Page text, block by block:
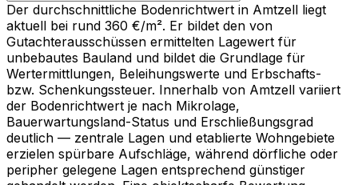
Der durchschnittliche Bodenrichtwert in Amtzell liegt
aktuell bei rund 360 €/m². Er bildet den von
Gutachterausschüssen ermittelten Lagewert für
unbebautes Bauland und bildet die Grundlage für
Wertermittlungen, Beleihungswerte und Erbschafts-
bzw. Schenkungssteuer. Innerhalb von Amtzell variiert
der Bodenrichtwert je nach Mikrolage,
Bauerwartungsland-Status und Erschließungsgrad
deutlich — zentrale Lagen und etablierte Wohngebiete
erzielen spürbare Aufschläge, während dörfliche oder
peripher gelegene Lagen entsprechend günstiger